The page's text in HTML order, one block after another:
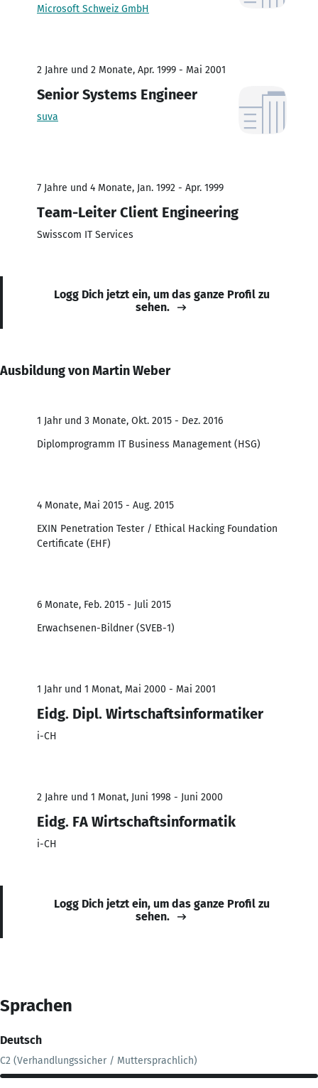
Microsoft Schweiz GmbH
2 Jahre und 2 Monate, Apr. 1999 - Mai 2001
Senior Systems Engineer
suva
7 Jahre und 4 Monate, Jan. 1992 - Apr. 1999
Team-Leiter Client Engineering
Swisscom IT Services
Logg Dich jetzt ein, um das ganze Profil zu
sehen.
Ausbildung von Martin Weber
1 Jahr und 3 Monate, Okt. 2015 - Dez. 2016
Diplomprogramm IT Business Management (HSG)
4 Monate, Mai 2015 - Aug. 2015
EXIN Penetration Tester / Ethical Hacking Foundation
Certificate (EHF)
6 Monate, Feb. 2015 - Juli 2015
Erwachsenen-Bildner (SVEB-1)
1 Jahr und 1 Monat, Mai 2000 - Mai 2001
Eidg. Dipl. Wirtschaftsinformatiker
i-CH
2 Jahre und 1 Monat, Juni 1998 - Juni 2000
Eidg. FA Wirtschaftsinformatik
i-CH
Logg Dich jetzt ein, um das ganze Profil zu
sehen.
Sprachen
Deutsch
C2 (Verhandlungssicher / Muttersprachlich)